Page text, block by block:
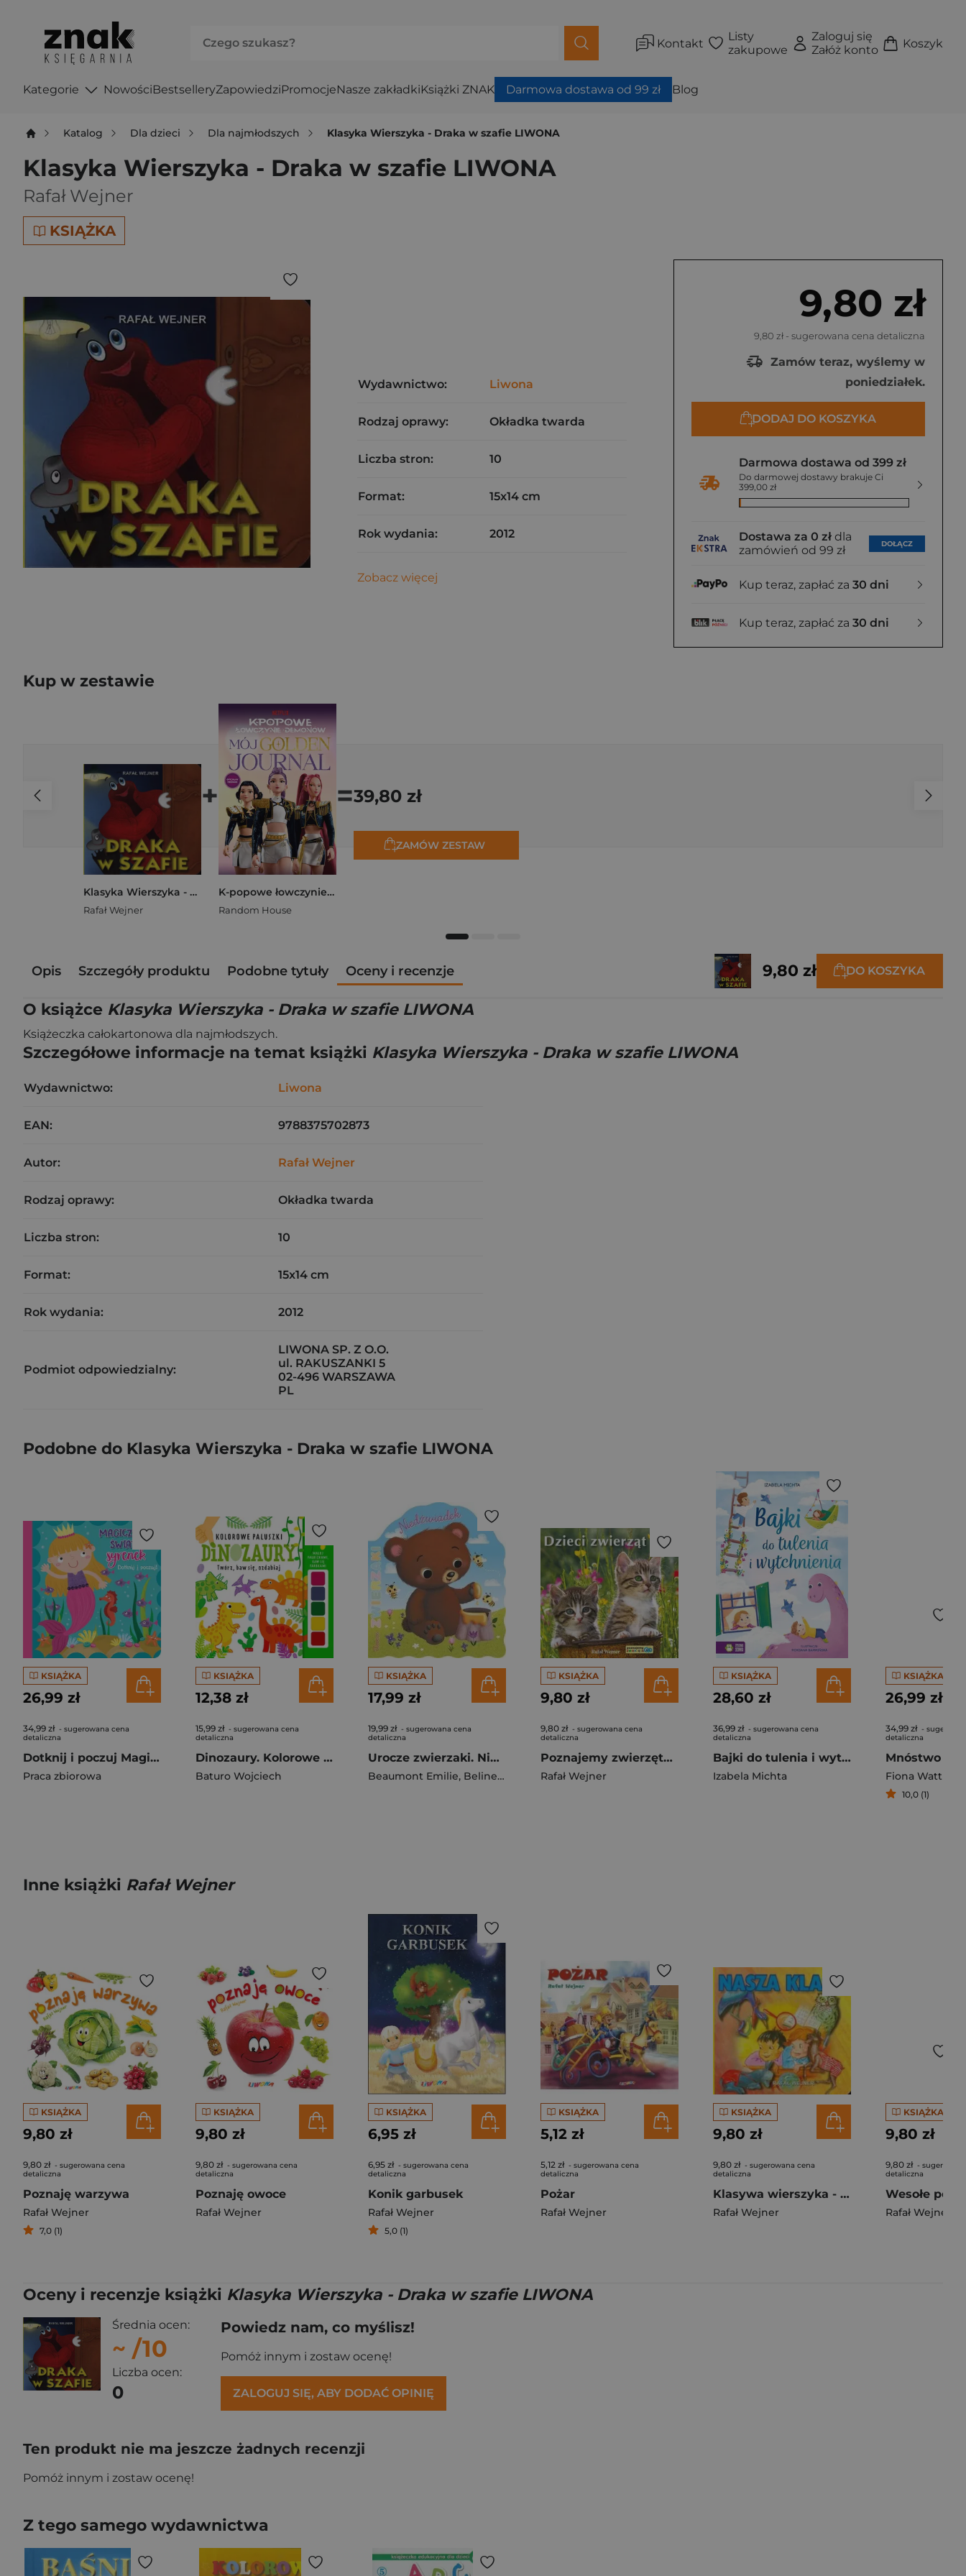
Kontakt
Listy
zakupowe
Zaloguj się
Załóż konto
Koszyk
Kategorie NowościBestselleryZapowiedziPromocjeNasze zakładkiKsiążki ZNAK Darmowa dostawa od 99 zł Blog
Katalog Dla dzieci Dla najmłodszych Klasyka Wierszyka - Draka w szafie LIWONA
Klasyka Wierszyka - Draka w szafie LIWONA
Rafał Wejner
KSIĄŻKA
9,80 zł
9,80 zł - sugerowana cena detaliczna
Zamów teraz, wyślemy w
poniedziałek.
DODAJ DO KOSZYKA
Darmowa dostawa od 399 zł
Do darmowej dostawy brakuje Ci
399,00 zł
Dostawa za 0 zł dla
zamówień od 99 zł
DOŁĄCZ
Kup teraz, zapłać za 30 dni
Kup teraz, zapłać za 30 dni
Wydawnictwo: Liwona
Rodzaj oprawy: Okładka twarda
Liczba stron: 10
Format: 15x14 cm
Rok wydania: 2012
Zobacz więcej
Kup w zestawie
Klasyka Wierszyka - Draka w szafie LIWONA
Rafał Wejner
+
K-popowe łowczynie demonów. Mój golden journal. Oficjalny dziennik
Random House
=39,80 zł
ZAMÓW ZESTAW
Opis Szczegóły produktu Podobne tytuły Oceny i recenzje 9,80 zł DO KOSZYKA
O książce Klasyka Wierszyka - Draka w szafie LIWONA
Książeczka całokartonowa dla najmłodszych.
Szczegółowe informacje na temat książki Klasyka Wierszyka - Draka w szafie LIWONA
Wydawnictwo: Liwona
EAN: 9788375702873
Autor: Rafał Wejner
Rodzaj oprawy: Okładka twarda
Liczba stron: 10
Format: 15x14 cm
Rok wydania: 2012
Podmiot odpowiedzialny:
LIWONA SP. Z O.O.
ul. RAKUSZANKI 5
02-496 WARSZAWA
PL
Podobne do Klasyka Wierszyka - Draka w szafie LIWONA
KSIĄŻKA
26,99 zł
34,99 zł - sugerowana cena
detaliczna
Dotknij i poczuj Magiczny świat syrenek
Praca zbiorowa
KSIĄŻKA
12,38 zł
15,99 zł - sugerowana cena
detaliczna
Dinozaury. Kolorowe paluszki
Baturo Wojciech
KSIĄŻKA
17,99 zł
19,99 zł - sugerowana cena
detaliczna
Urocze zwierzaki. Niedźwiadek
Beaumont Emilie, Belineau Nathalie
KSIĄŻKA
9,80 zł
9,80 zł - sugerowana cena
detaliczna
Poznajemy zwierzęta. Dzieci zwierząt LIWONA
Rafał Wejner
KSIĄŻKA
28,60 zł
36,99 zł - sugerowana cena
detaliczna
Bajki do tulenia i wytchnienia
Izabela Michta
KSIĄŻKA
26,99 zł
34,99 zł -
detaliczna
Fiona Watt
10,0 (1)
Inne książki Rafał Wejner
KSIĄŻKA
9,80 zł
9,80 zł - sugerowana cena
detaliczna
Poznaję warzywa
Rafał Wejner
7,0 (1)
KSIĄŻKA
9,80 zł
9,80 zł - sugerowana cena
detaliczna
Poznaję owoce
Rafał Wejner
KSIĄŻKA
6,95 zł
6,95 zł - sugerowana cena
detaliczna
Konik garbusek
Rafał Wejner
5,0 (1)
KSIĄŻKA
5,12 zł
5,12 zł - sugerowana cena
detaliczna
Pożar
Rafał Wejner
KSIĄŻKA
9,80 zł
9,80 zł - sugerowana cena
detaliczna
Klasywa wierszyka - Nasza klasa LIWONA
Rafał Wejner
KSIĄŻKA
9,80 zł
9,80 zł -
detaliczna
Rafał Wejner
Oceny i recenzje książki Klasyka Wierszyka - Draka w szafie LIWONA
Średnia ocen:
~ /10
Liczba ocen:
0
Powiedz nam, co myślisz!
Pomóż innym i zostaw ocenę!
ZALOGUJ SIĘ, ABY DODAĆ OPINIĘ
Ten produkt nie ma jeszcze żadnych recenzji
Pomóż innym i zostaw ocenę!
Z tego samego wydawnictwa